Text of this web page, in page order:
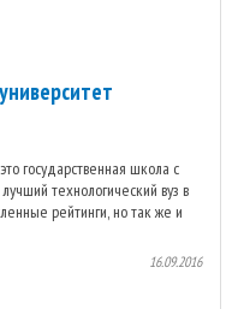
государственная школа с
технологический вуз в
рейтинги, но так же и
16.09.2016